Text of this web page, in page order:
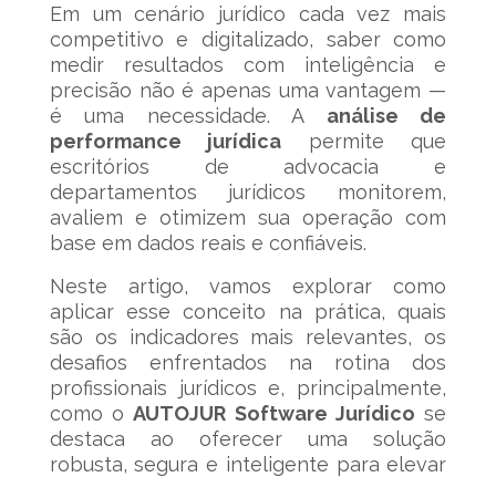
Em um cenário jurídico cada vez mais
competitivo e digitalizado, saber como
medir resultados com inteligência e
precisão não é apenas uma vantagem —
é uma necessidade. A análise de
performance jurídica permite que
escritórios de advocacia e
departamentos jurídicos monitorem,
avaliem e otimizem sua operação com
base em dados reais e confiáveis.
Neste artigo, vamos explorar como
aplicar esse conceito na prática, quais
são os indicadores mais relevantes, os
desafios enfrentados na rotina dos
profissionais jurídicos e, principalmente,
como oAUTOJUR Software Jurídico se
destaca ao oferecer uma solução
robusta, segura e inteligente para elevar